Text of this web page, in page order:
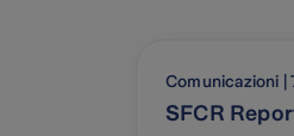
Comunicazioni |
SFCR